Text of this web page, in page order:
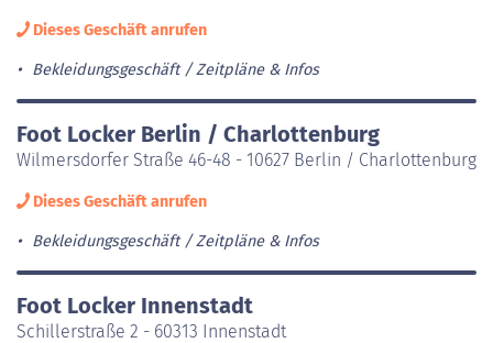
Dieses Geschäft anrufen
Bekleidungsgeschäft Zeitpläne & Infos
Foot Locker Berlin / Charlottenburg
Wilmersdorfer Straße 46-48 - 10627 Berlin / Charlottenburg
Dieses Geschäft anrufen
Bekleidungsgeschäft Zeitpläne & Infos
Foot Locker Innenstadt
Schillerstraße 2 - 60313 Innenstadt